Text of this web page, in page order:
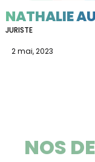
NATHALIE
JURISTE
2 mai, 2023
NOS